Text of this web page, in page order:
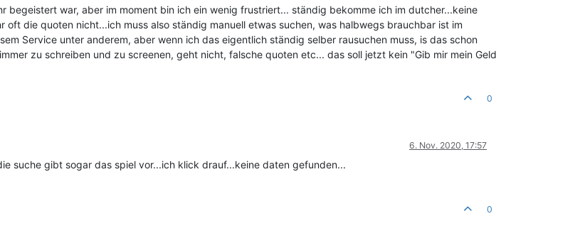
begeistert war, aber im moment bin ich ein wenig frustriert... ständig bekomme ich im dutcher...keine
die quoten nicht...ich muss also ständig manuell etwas suchen, was halbwegs brauchbar ist im
Service unter anderem, aber wenn ich das eigentlich ständig selber rausuchen muss, is das schon
zu schreiben und zu screenen, geht nicht, falsche quoten etc... das soll jetzt kein "Gib mir mein Geld
0
6. Nov. 2020, 17:57
suche gibt sogar das spiel vor...ich klick drauf...keine daten gefunden...
0